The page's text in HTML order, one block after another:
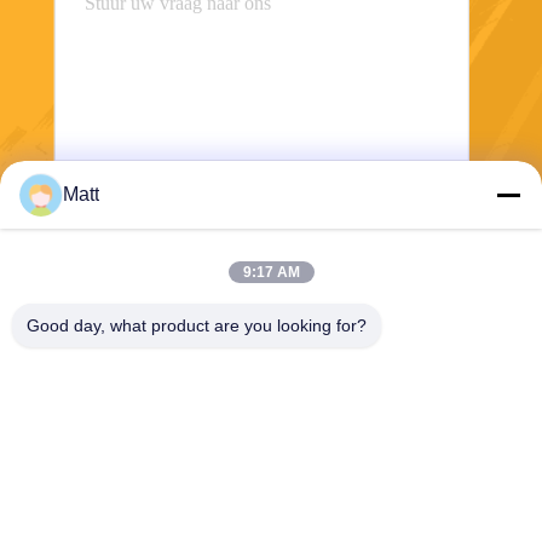
Matt
9:17 AM
Good day, what product are you looking for?